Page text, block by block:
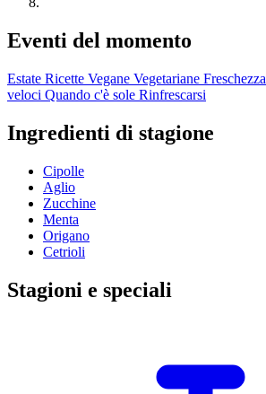
Eventi del momento
Estate Ricette Vegane Vegetariane Freschezza
veloci Quando c'è sole Rinfrescarsi
Ingredienti di stagione
Cipolle
Aglio
Zucchine
Menta
Origano
Cetrioli
Stagioni e speciali